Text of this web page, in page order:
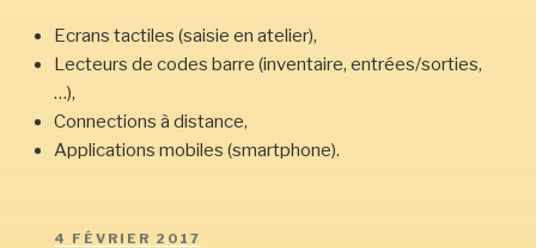
Ecrans tactiles (saisie en atelier),
Lecteurs de codes barre (inventaire, entrées/sorties,
…),
Connections à distance,
Applications mobiles (smartphone).
PUBLIÉ
4 FÉVRIER 2017